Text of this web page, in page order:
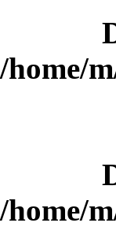
/home/
/home/